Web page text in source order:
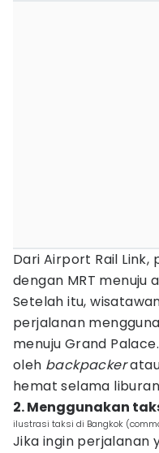
Dari Airport Rail
dengan MRT menuju
Setelah itu,
perjalanan
menuju Grand
oleh backpacker
hemat selama
2. Menggunakan
ilustrasi taksi di Bangkok
Jika ingin perjalanan